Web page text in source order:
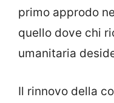
primo approdo
quello dove chi
umanitaria
Il rinnovo della